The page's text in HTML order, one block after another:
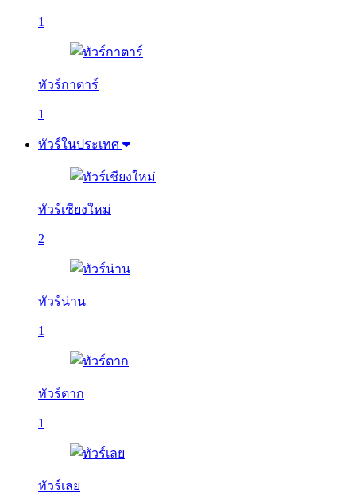
1
ทัวร์กาตาร์
1
ทัวร์ในประเทศ
ทัวร์เชียงใหม่
2
ทัวร์น่าน
1
ทัวร์ตาก
1
ทัวร์เลย